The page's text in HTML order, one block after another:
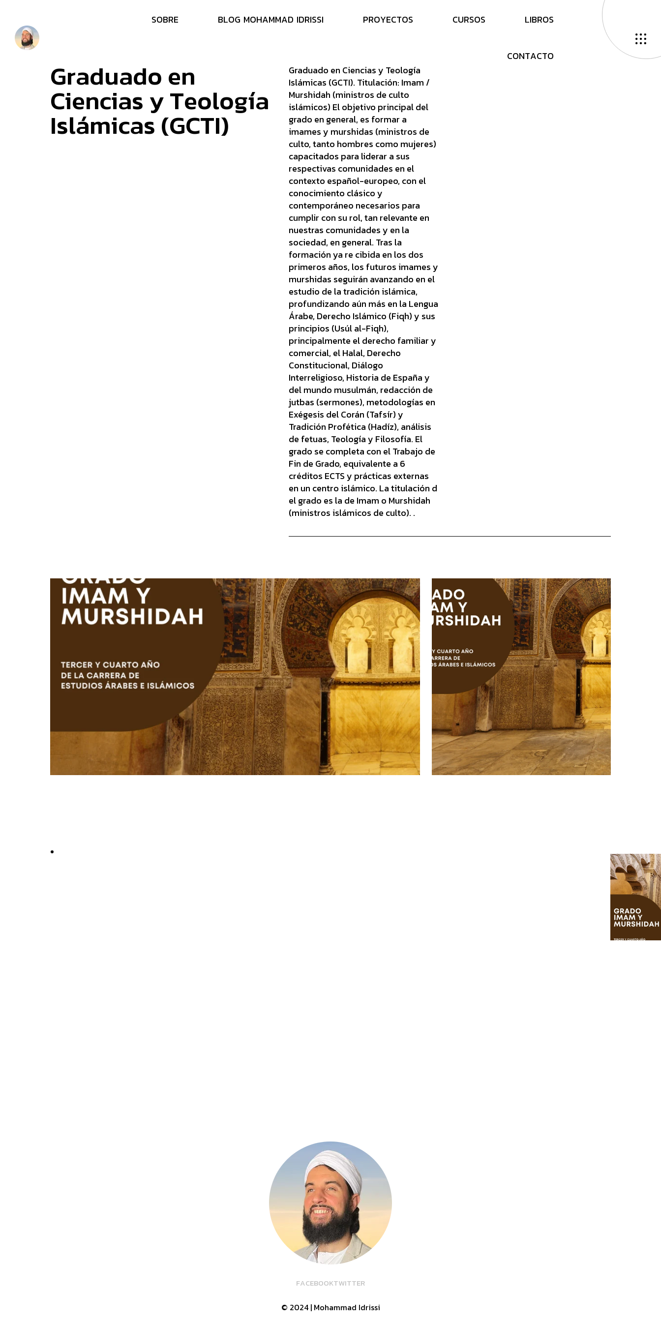
SOBRE BLOG MOHAMMAD IDRISSI PROYECTOS CURSOS LIBROS
CONTACTO
Graduado en
Ciencias yTeología
Islámicas(GCTI)
Graduado en Ciencias y Teología
Islámicas (GCTI). Titulación: Imam /
Murshidah (ministros de culto
islámicos) El objetivo principal del
grado en general, es formar a
imames y murshidas (ministros de
culto, tanto hombres como mujeres)
capacitados para liderar a sus
respectivas comunidades en el
contexto español-europeo, con el
conocimiento clásico y
contemporáneo necesarios para
cumplir con su rol, tan relevante en
nuestras comunidades y en la
sociedad, en general. Tras la
formación ya re cibida en los dos
primeros años, los futuros imames y
murshidas seguirán avanzando en el
estudio de la tradición islámica,
profundizando aún más en la Lengua
Árabe, Derecho Islámico (Fiqh) y sus
principios (Usúl al-Fiqh),
principalmente el derecho familiar y
comercial, el Halal, Derecho
Constitucional, Diálogo
Interreligioso, Historia de España y
del mundo musulmán, redacción de
jutbas (sermones), metodologías en
Exégesis del Corán (Tafsír) y
Tradición Profética (Hadíz), análisis
de fetuas, Teología y Filosofía. El
grado se completa con el Trabajo de
Fin de Grado, equivalente a 6
créditos ECTS y prácticas externas
en un centro islámico. La titulación d
el grado es la de Imam o Murshidah
(ministros islámicos de culto). .
FACEBOOKTWITTER
© 2024 | Mohammad Idrissi